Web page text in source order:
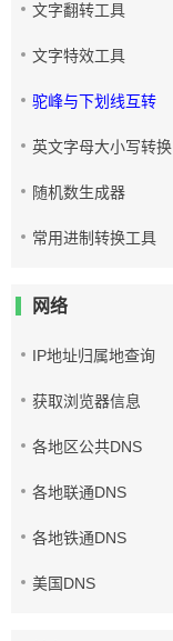
文字翻转工具
文字特效工具
驼峰与下划线互转
英文字母大小写转换
随机数生成器
常用进制转换工具
网络
IP地址归属地查询
获取浏览器信息
各地区公共DNS
各地联通DNS
各地铁通DNS
美国DNS